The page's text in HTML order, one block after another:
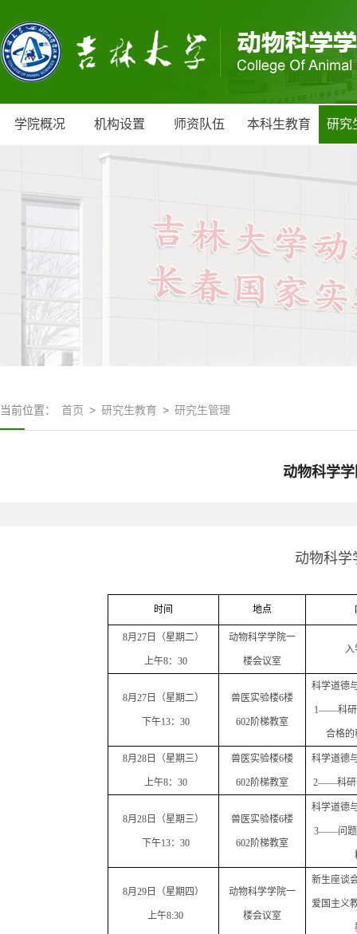
学院概况 机构设置 师资队伍 本科生教育 研究
当前位置： 首页 > 研究生教育 > 研究生管理
动物科学
动物科学
时间 地点
8月 27日（星期二）
上午8： 30
动物科学学院一
楼会议室
入
8月 27日（星期二）
下午13： 30
兽医实验楼6楼
602阶梯教室
科学道德
1——科研
合格的
8月 28日（星期三）
上午8： 30
兽医实验楼6楼
602阶梯教室
科学道德
2——科研
8月 28日（星期三）
下午13： 30
兽医实验楼6楼
602阶梯教室
科学道德
3——问题
8月 29日（星期四）
上午8:30
动物科学学院一
楼会议室
新生座谈
爱国主义